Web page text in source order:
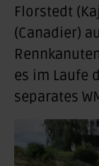
Florstedt
(Canadier)
es im Laufe
separates